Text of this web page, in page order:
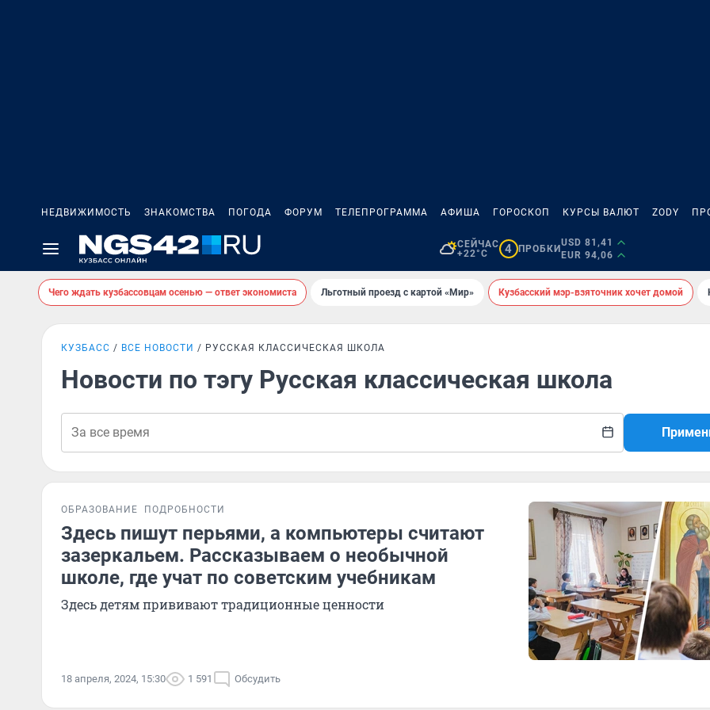
НЕДВИЖИМОСТЬ ЗНАКОМСТВА ПОГОДА ФОРУМ ТЕЛЕПРОГРАММА АФИША ГОРОСКОП КУРСЫ ВАЛЮТ ZODY
СЕЙЧАС
+22°C
4 ПРОБКИ
USD 81,41
EUR 94,06
Чего ждать кузбассовцам осенью — ответ экономиста Льготный проезд с картой «Мир» Кузбасский мэр-взяточник хочет домой
КУЗБАСС ВСЕ НОВОСТИ РУССКАЯ КЛАССИЧЕСКАЯ ШКОЛА
Новости по тэгу Русская классическая школа
ОБРАЗОВАНИЕ ПОДРОБНОСТИ
Здесь пишут перьями, а компьютеры считают
зазеркальем. Рассказываем о необычной
школе, где учат по советским учебникам
Здесь детям прививают традиционные ценности
18 апреля, 2024, 15:30 1 591 Обсудить